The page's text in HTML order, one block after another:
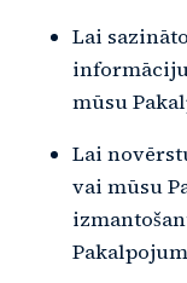
Lai
mūsu
Lai
vai mūsu